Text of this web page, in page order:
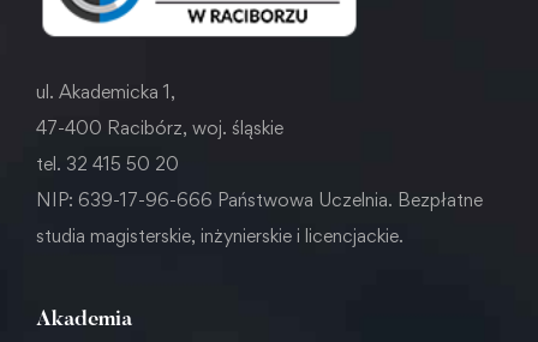
ul. Akademicka 1,
47-400 Racibórz, woj. śląskie
tel. 32 415 50 20
NIP: 639-17-96-666 Państwowa Uczelnia. Bezpłatne
studia magisterskie, inżynierskie i licencjackie.
Akademia